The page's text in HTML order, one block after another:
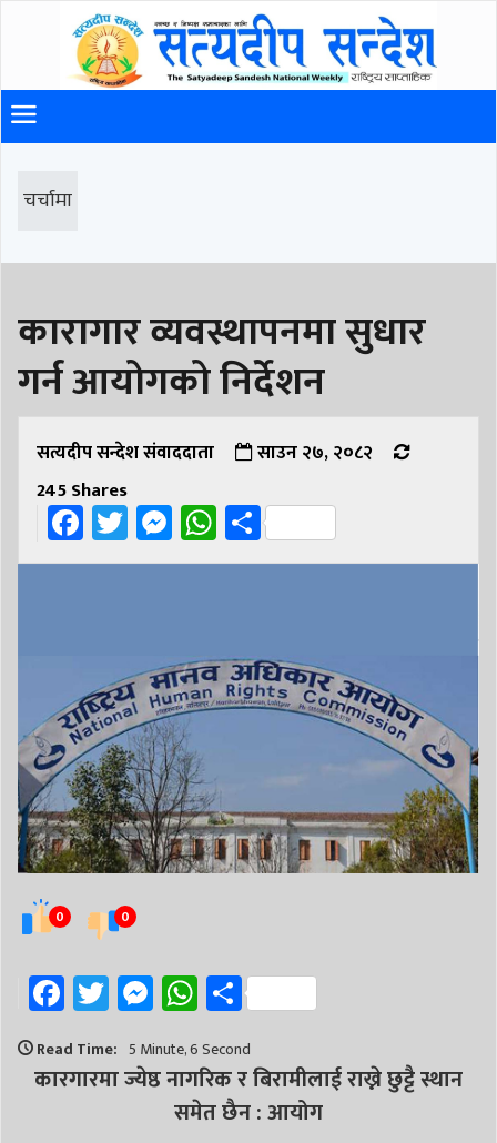
चर्चामा
कारागार व्यवस्थापनमा सुधार
गर्न आयोगको निर्देशन
सत्यदीप सन्देश संवाददाता
साउन २७, २०८२
245Shares
Facebook
Twitter
Messenger
WhatsApp
Share
0 0
Facebook
Twitter
Messenger
WhatsApp
Share
Read Time: 5 Minute, 6 Second
कारगारमा ज्येष्ठ नागरिक र बिरामीलाई राख्ने छुट्टै स्थान
समेत छैन : आयोग